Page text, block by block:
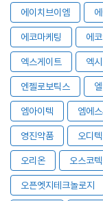
에이치브이엠
에코마케팅 에
엑스게이트 엑
엔젤로보틱스
엠아이텍 엠에스
영진약품 오디텍
오리온 오스코텍
오픈엣지테크놀로지